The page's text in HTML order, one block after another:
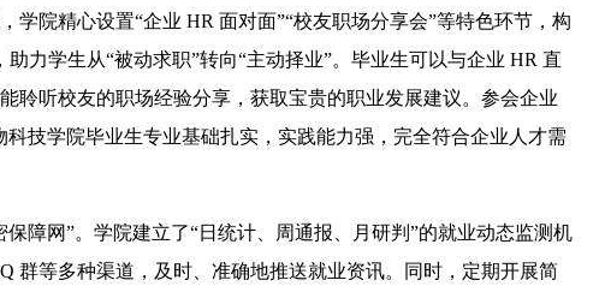
学院精心设置“企业 HR 面对面”“校友职场分享会”等特色环节，构
力学生从“被动求职”转向“主动择业”。毕业生可以与企业 HR 直
聆听校友的职场经验分享，获取宝贵的职业发展建议。参会企业
技学院毕业生专业基础扎实，实践能力强，完全符合企业人才需
障网”。学院建立了“日统计、周通报、月研判”的就业动态监测机
群等多种渠道，及时、准确地推送就业资讯。同时，定期开展简